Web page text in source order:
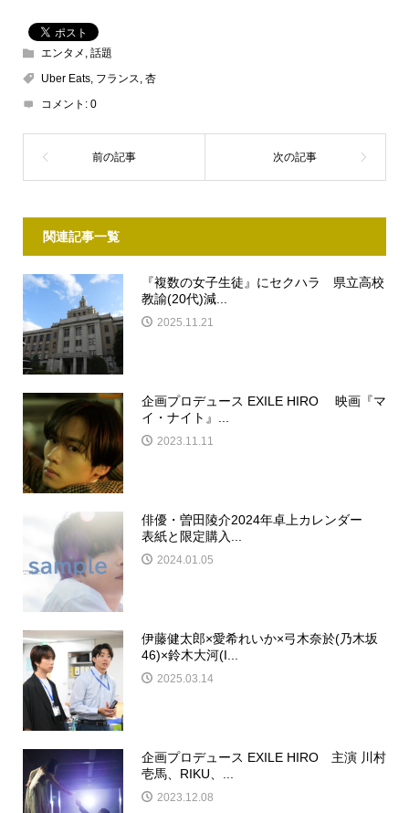
エンタメ , 話題
Uber Eats, フランス, 杏
コメント: 0
関連記事一覧
『複数の女子生徒』にセクハラ 県立高校
教諭(20代)減...
2025.11.21
企画プロデュース EXILE HIRO 映画『マ
イ・ナイト』...
2023.11.11
俳優・曽田陵介2024年卓上カレンダー
表紙と限定購入...
2024.01.05
伊藤健太郎×愛希れいか×弓木奈於(乃木坂
46)×鈴木大河(I...
2025.03.14
企画プロデュース EXILE HIRO 主演 川村
壱馬、RIKU、...
2023.12.08